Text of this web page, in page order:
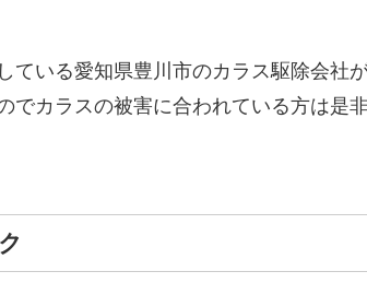
ている愛知県豊川市のカラス駆除会社
でカラスの被害に合われている方は是